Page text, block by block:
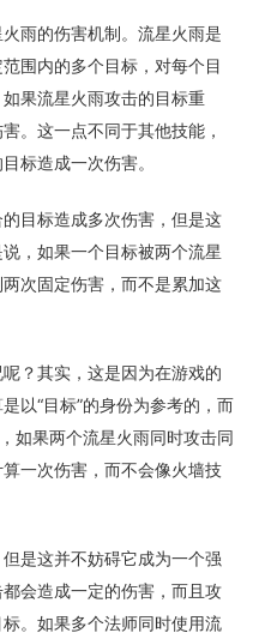
雨的伤害机制。流星火雨是
围内的多个目标，对每个目
果流星火雨攻击的目标重
。这一点不同于其他技能，
标造成一次伤害。
目标造成多次伤害，但是这
，如果一个目标被两个流星
次固定伤害，而不是累加这
？其实，这是因为在游戏的
以“目标”的身份为参考的，而
如果两个流星火雨同时攻击同
一次伤害，而不会像火墙技
是这并不妨碍它成为一个强
会造成一定的伤害，而且攻
。如果多个法师同时使用流